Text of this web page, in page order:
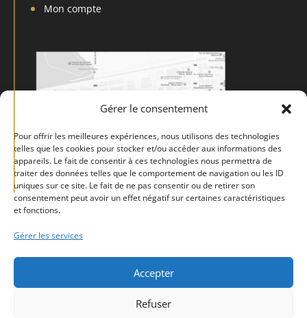
Gérer le consentement
Pour offrir les meilleures expériences, nous utilisons des technologies
telles que les cookies pour stocker et/ou accéder aux informations des
appareils. Le fait de consentir à ces technologies nous permettra de
traiter des données telles que le comportement de navigation ou les ID
uniques sur ce site. Le fait de ne pas consentir ou de retirer son
consentement peut avoir un effet négatif sur certaines caractéristiques
et fonctions.
Gérer les services
Accepter
Refuser
Mon compte
Mentions légales
Politique de cookies (UE)